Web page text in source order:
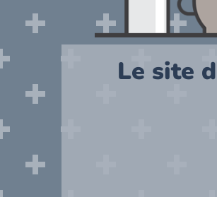
Le site